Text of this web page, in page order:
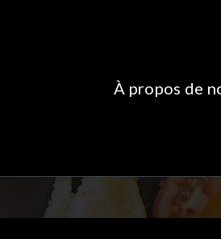
À propos de